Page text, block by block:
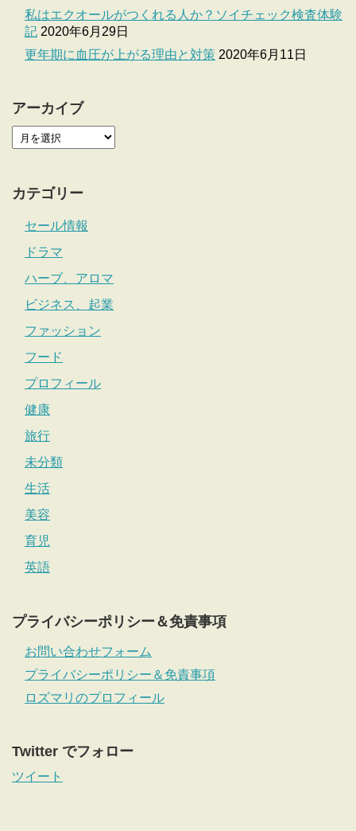
私はエクオールがつくれる人か？ソイチェック検査体験
記 2020年6月29日
更年期に血圧が上がる理由と対策 2020年6月11日
アーカイブ
カテゴリー
セール情報
ドラマ
ハーブ、アロマ
ビジネス、起業
ファッション
フード
プロフィール
健康
旅行
未分類
生活
美容
育児
英語
プライバシーポリシー＆免責事項
お問い合わせフォーム
プライバシーポリシー＆免責事項
ロズマリのプロフィール
Twitter でフォロー
ツイート